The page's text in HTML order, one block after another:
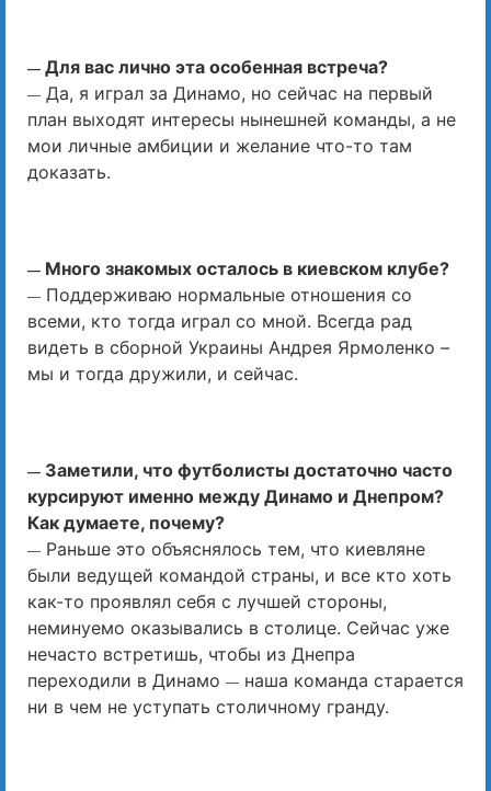
— Для вас лично эта особенная встреча?
— Да, я играл за Динамо, но сейчас на первый
план выходят интересы нынешней команды, а не
мои личные амбиции и желание что-то там
доказать.
— Много знакомых осталось в киевском клубе?
— Поддерживаю нормальные отношения со
всеми, кто тогда играл со мной. Всегда рад
видеть в сборной Украины Андрея Ярмоленко –
мы и тогда дружили, и сейчас.
— Заметили, что футболисты достаточно часто
курсируют именно между Динамо и Днепром?
Как думаете, почему?
— Раньше это объяснялось тем, что киевляне
были ведущей командой страны, и все кто хоть
как-то проявлял себя с лучшей стороны,
неминуемо оказывались в столице. Сейчас уже
нечасто встретишь, чтобы из Днепра
переходили в Динамо — наша команда старается
ни в чем не уступать столичному гранду.